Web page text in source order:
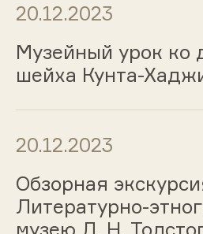
20.12.2023
Музейный урок ко
шейха Кунта-
20.12.2023
Обзорная
Литературно-